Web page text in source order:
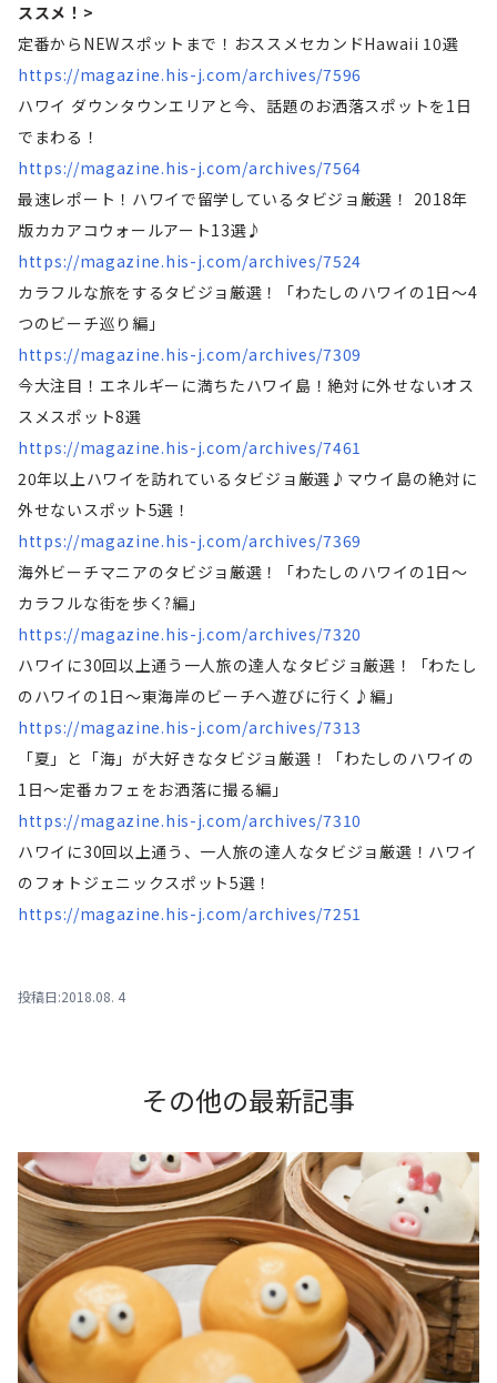
ススメ！>
定番からNEWスポットまで！おススメセカンドHawaii 10選
https://magazine.his-j.com/archives/7596
ハワイ ダウンタウンエリアと今、話題のお洒落スポットを1日
でまわる！
https://magazine.his-j.com/archives/7564
最速レポート！ハワイで留学しているタビジョ厳選！ 2018年
版カカアコウォールアート13選♪
https://magazine.his-j.com/archives/7524
カラフルな旅をするタビジョ厳選！「わたしのハワイの1日～4
つのビーチ巡り編」
https://magazine.his-j.com/archives/7309
今大注目！エネルギーに満ちたハワイ島！絶対に外せないオス
スメスポット8選
https://magazine.his-j.com/archives/7461
20年以上ハワイを訪れているタビジョ厳選♪マウイ島の絶対に
外せないスポット5選！
https://magazine.his-j.com/archives/7369
海外ビーチマニアのタビジョ厳選！「わたしのハワイの1日～
カラフルな街を歩く?編」
https://magazine.his-j.com/archives/7320
ハワイに30回以上通う一人旅の達人なタビジョ厳選！「わたし
のハワイの1日～東海岸のビーチへ遊びに行く♪編」
https://magazine.his-j.com/archives/7313
「夏」と「海」が大好きなタビジョ厳選！「わたしのハワイの
1日～定番カフェをお洒落に撮る編」
https://magazine.his-j.com/archives/7310
ハワイに30回以上通う、一人旅の達人なタビジョ厳選！ハワイ
のフォトジェニックスポット5選！
https://magazine.his-j.com/archives/7251
投稿日:2018.08. 4
その他の最新記事